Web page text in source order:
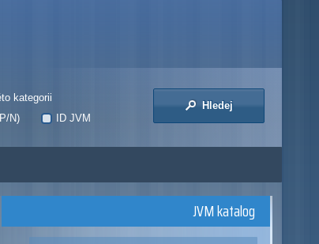
kategorii
N) ID JVM
Hledej
JVM katalog